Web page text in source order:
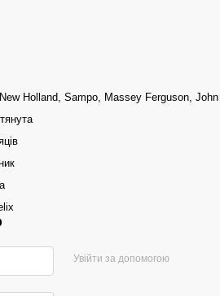
Holland, Sampo, Massey Ferguson,
Увійти за допомогою